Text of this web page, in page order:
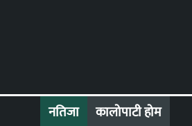
नतिजा कालोपाटी होम